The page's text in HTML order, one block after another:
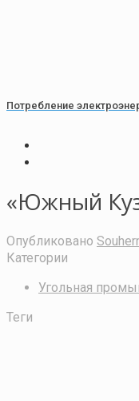
Потребление
«Южный
Опубликовано
Категории
Угольная
Теги